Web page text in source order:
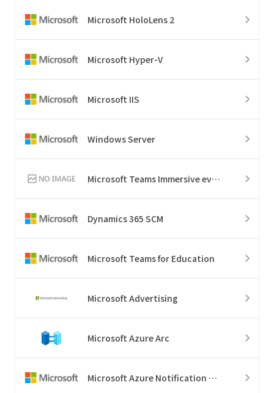
Microsoft HoloLens 2
Microsoft Hyper-V
Microsoft IIS
Windows Server
Microsoft Teams Immersive events
Dynamics 365 SCM
Microsoft Teams for Education
Microsoft Advertising
Microsoft Azure Arc
Microsoft Azure Notification Hubs